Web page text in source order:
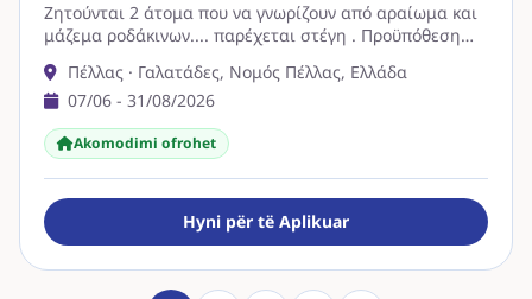
Ζητούνται 2 άτομα που να γνωρίζουν από αραίωμα και
μάζεμα ροδάκινων.... παρέχεται στέγη . Προϋπόθεση
Πέλλας · Γαλατάδες, Νομός Πέλλας, Ελλάδα
07/06 - 31/08/2026
Akomodimi ofrohet
Hyni për të Aplikuar